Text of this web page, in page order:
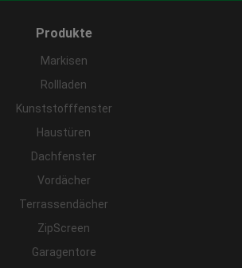
Produkte
Markisen
Rollladen
Kunststofffenster
Haustüren
Dachfenster
Vordächer
Terrassendächer
ZipScreen
Garagentore